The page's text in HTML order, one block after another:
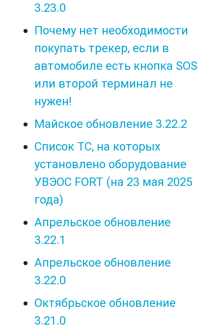
3.23.0
Почему нет необходимости
покупать трекер, если в
автомобиле есть кнопка SOS
или второй терминал не
нужен!
Майское обновление 3.22.2
Список ТС, на которых
установлено оборудование
УВЭОС FORT (на 23 мая 2025
года)
Апрельское обновление
3.22.1
Апрельское обновление
3.22.0
Октябрьское обновление
3.21.0